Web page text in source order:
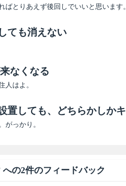
とりあえず後回しでいいと思います。
ても消えない
なくなる
人はよ。
置しても、どちらかしか
がっかり。
の2件のフィードバック